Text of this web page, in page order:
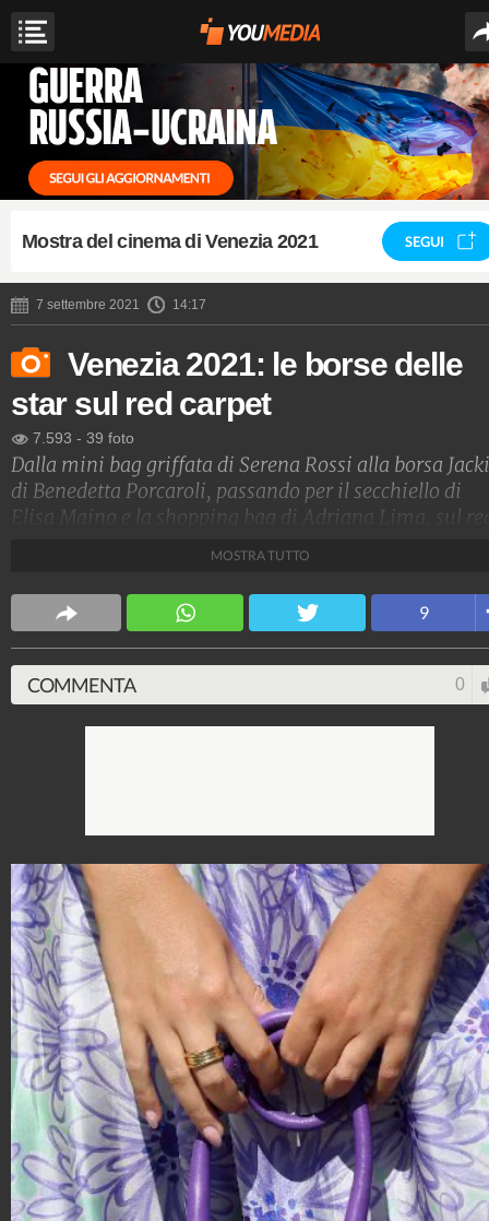
Mostra del cinema di Venezia 2021 SEGUI
7 settembre 2021 14:17
Venezia 2021: le borse delle
star sul red carpet
7.593 - 39 foto
Dalla mini bag griffata di Serena Rossi alla borsa
di Benedetta Porcaroli, passando per il secchiello di
Elisa Maino e la shopping bag di Adriana Lima, sul
e quanto costano
1.515.162.362-1.957 video-138.074 foto
MOSTRA TUTTO
9
COMMENTA 0